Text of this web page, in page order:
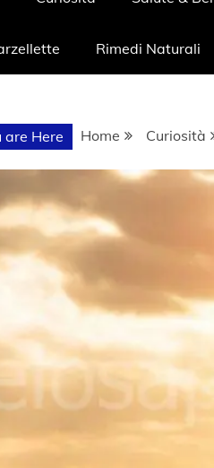
Rimedi Naturali
are Here Home Curiosità